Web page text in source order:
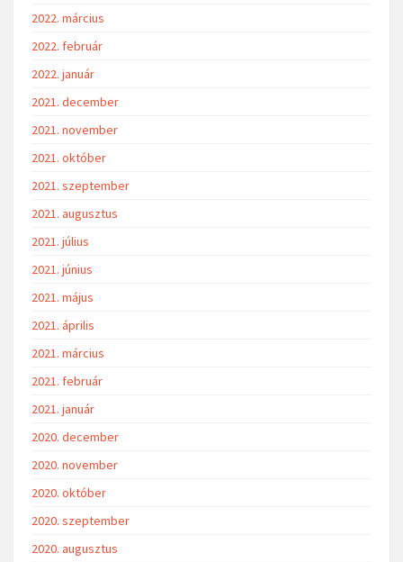
2022. március
2022. február
2022. január
2021. december
2021. november
2021. október
2021. szeptember
2021. augusztus
2021. július
2021. június
2021. május
2021. április
2021. március
2021. február
2021. január
2020. december
2020. november
2020. október
2020. szeptember
2020. augusztus